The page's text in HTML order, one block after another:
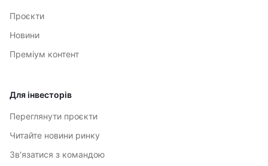
Проєкти
Новини
Преміум контент
Для інвесторів
Переглянути проєкти
Читайте новини ринку
Зв'язатися з командою